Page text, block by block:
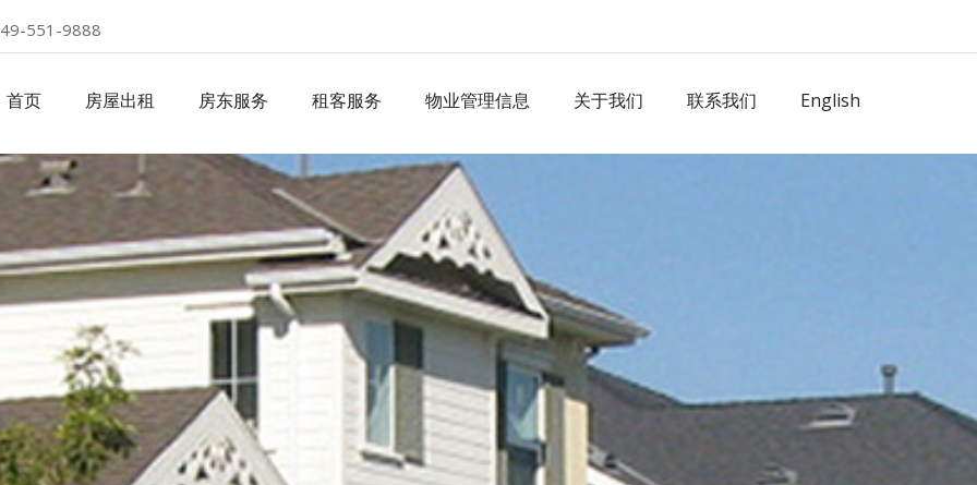
551-9888
首页 房屋出租 房东服务 租客服务 物业管理信息 关于我们 联系我们 English